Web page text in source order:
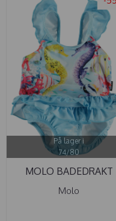
På lager i
74/80
MOLO BADEDRAKT
NALANI ...
Molo